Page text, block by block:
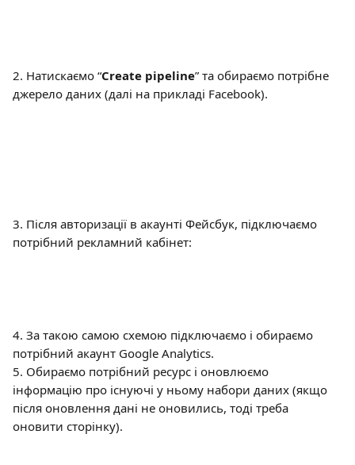
2. Натискаємо “Сreate pipeline” та обираємо потрібне
джерело даних (далі на прикладі Facebook).
3. Після авторизації в акаунті Фейсбук, підключаємо
потрібний рекламний кабінет:
4. За такою самою схемою підключаємо і обираємо
потрібний акаунт Google Analytics.
5. Обираємо потрібний ресурс і оновлюємо
інформацію про існуючі у ньому набори даних (якщо
після оновлення дані не оновились, тоді треба
оновити сторінку).